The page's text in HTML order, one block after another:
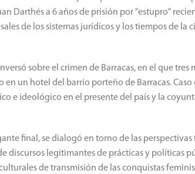
Darthés a 6 años de prisión por "estupro"
de los sistemas jurídicos y los tiempos de la
sobre el crimen de Barracas, en el que
en un hotel del barrio porteño de Barracas.
e ideológico en el presente del país y la
final, se dialogó en torno de las
discursos legitimantes de prácticas y políticas
de transmisión de las conquistas